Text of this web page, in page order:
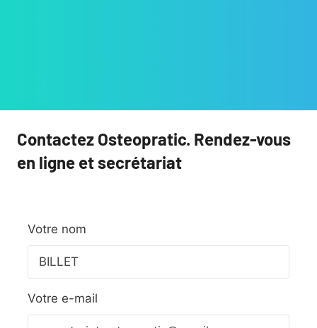
Contactez Osteopratic. Rendez-vous
en ligne et secrétariat
Votre nom
Votre e-mail